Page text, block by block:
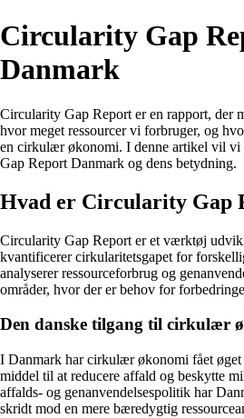
Circularity Gap
Danmark
Circularity Gap Report er en rapport, der
hvor meget ressourcer vi forbruger, og
en cirkulær økonomi. I denne artikel vil vi
Gap Report Danmark og dens betydning.
Hvad er Circularity Gap
Circularity Gap Report er et værktøj
kvantificerer cirkularitetsgapet for
analyserer ressourceforbrug og
områder, hvor der er behov for
Den danske tilgang til cirkulær
I Danmark har cirkulær økonomi fået
middel til at reducere affald og beskytte
affalds- og genanvendelsespolitik har
skridt mod en mere bæredygtig